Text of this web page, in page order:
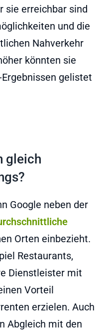
sie erreichbar sind
und die
Nahverkehr
könnten sie
gelistet
gleich
Google neben der
Orten einbezieht.
Restaurants,
Dienstleister mit
Vorteil
erzielen. Auch
Abgleich mit den